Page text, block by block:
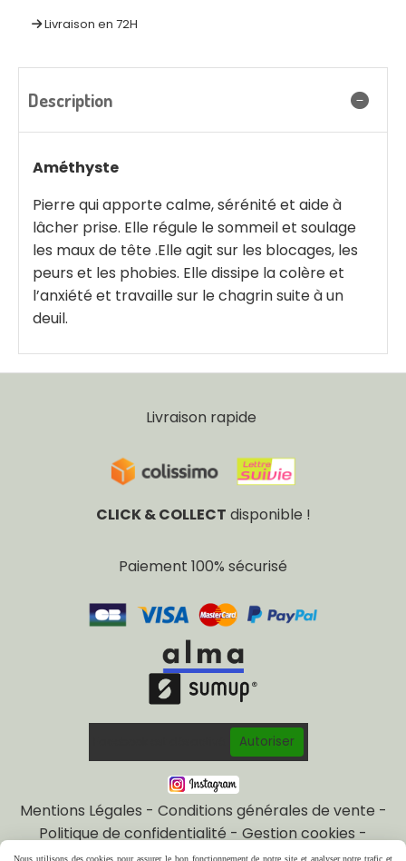
Livraison en 72H
Description
Améthyste
Pierre qui apporte calme, sérénité et aide à
lâcher prise. Elle régule le sommeil et soulage
les maux de tête .Elle agit sur les blocages, les
peurs et les phobies. Elle dissipe la colère et
l’anxiété et travaille sur le chagrin suite à un
deuil.
Livraison rapide
CLICK & COLLECT disponible !
Paiement 100% sécurisé
Autoriser
Mentions Légales
Conditions générales de vente
Politique de confidentialité
Gestion cookies
Mon Compte
Créer un site internet
Nous utilisons des cookies pour assurer le bon fonctionnement de notre site et analyser notre trafic et